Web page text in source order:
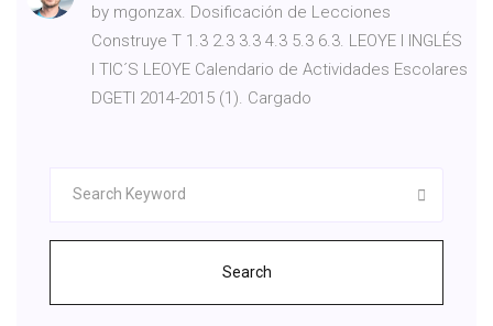
by mgonzax. Dosificación de Lecciones
Construye T 1.3 2.3 3.3 4.3 5.3 6.3. LEOYE I INGLÉS
I TIC´S LEOYE Calendario de Actividades Escolares
DGETI 2014-2015 (1). Cargado
Search